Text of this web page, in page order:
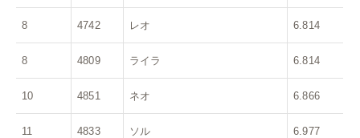
8 4742 レオ 6.814
8 4809 ライラ 6.814
10 4851 ネオ 6.866
11 4833 ソル 6.977